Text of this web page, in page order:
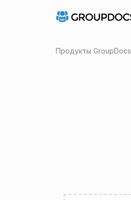
Продукты GroupDocs